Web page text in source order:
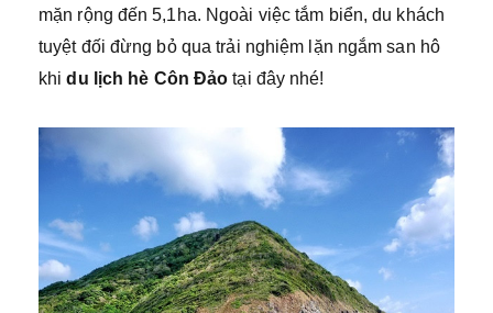
mặn rộng đến 5,1ha. Ngoài việc tắm biển, du khách
tuyệt đối đừng bỏ qua trải nghiệm lặn ngắm san hô
khidu lịch hè Côn Đảo tại đây nhé!